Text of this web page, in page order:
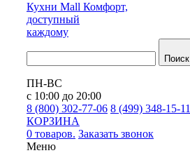
Кухни Mall Комфорт,
доступный
каждому
Поиск
ПН-ВС
с 10:00 до 20:00
8 (800) 302-77-06 8 (499) 348-15-11
КОРЗИНА
0 товаров. Заказать звонок
Меню